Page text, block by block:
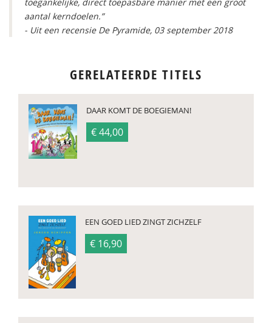
aantal kerndoelen.”
- Uit een recensie De Pyramide, 03 september 2018
GERELATEERDE TITELS
DAAR KOMT DE BOEGIEMAN!
€ 44,00
EEN GOED LIED ZINGT ZICHZELF
€ 16,90